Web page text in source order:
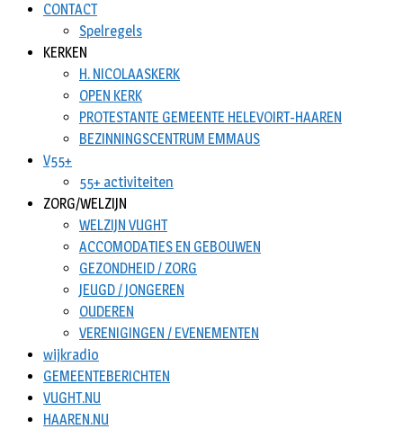
CONTACT
Spelregels
KERKEN
H. NICOLAASKERK
OPEN KERK
PROTESTANTE GEMEENTE HELEVOIRT-HAAREN
BEZINNINGSCENTRUM EMMAUS
V55+
55+ activiteiten
ZORG/WELZIJN
WELZIJN VUGHT
ACCOMODATIES EN GEBOUWEN
GEZONDHEID / ZORG
JEUGD / JONGEREN
OUDEREN
VERENIGINGEN / EVENEMENTEN
wijkradio
GEMEENTEBERICHTEN
VUGHT.NU
HAAREN.NU